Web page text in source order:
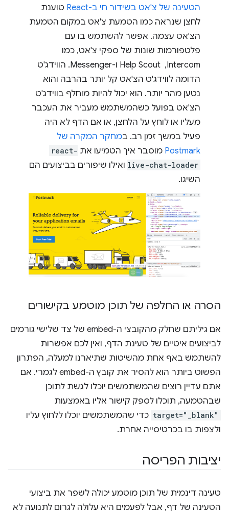
הטעינה של צ'אט בשידור חי ב-React
טוענת
לחצן שנראה כמו הטמעת צ'אט במקום הטמעת
הצ'אט עצמה. אפשר להשתמש בו עם
פלטפורמות שונות של ספקי צ'אט, כמו
Intercom, ‏ Help Scout ו-Messenger. הווידג'ט
הדומה לווידג'ט הצ'אט קל יותר בהרבה והוא
נטען מהר יותר. הוא יכול להיות מוחלף בווידג'ט
הצ'אט בפועל כשהמשתמש מעביר את העכבר
מעליו או לוחץ על הלחצן, או אם הדף לא היה
פעיל במשך זמן רב. במחקר המקרה של
Postmark מוסבר איך הטמיעו את react-
live-chat-loader ואילו שיפורים בביצועים הם
השיגו.
הסרה או החלפה של תוכן מוטמע בקישורים
אם גיליתם שחלק מהקובצי ה-embed של צד שלישי גורמים
לביצועים איטיים של טעינת הדף, ואין לכם אפשרות
להשתמש באף אחת מהשיטות שתיארנו למעלה, הפתרון
הפשוט ביותר הוא להסיר את קובץ ה-embed לגמרי. אם
אתם עדיין רוצים שהמשתמשים יוכלו לגשת לתוכן
שבהטמעה, תוכלו לספק קישור אליו באמצעות
target="_blank" כדי שהמשתמשים יוכלו ללחוץ עליו
ולצפות בו בכרטיסייה אחרת.
יציבות הפריסה
טעינה דינמית של תוכן מוטמע יכולה לשפר את ביצועי
הטעינה של דף, אבל לפעמים היא עלולה לגרום לתנועה לא